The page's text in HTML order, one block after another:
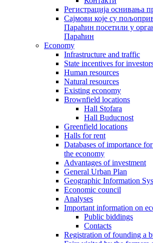
Регистрација оснивања
Сајмови које су
Параћин посетили у
Параћин
Economy
Infrastructure and traffic
State incentives for
Human resources
Natural resources
Existing economy
Brownfield locations
Hall Stofara
Hall Buducnost
Greenfield locations
Halls for rent
Databases of importance
the economy
Advantages of investment
General Urban Plan
Geographic Information
Еconomic council
Analyses
Important information on
Public biddings
Contacts
Registration of founding a